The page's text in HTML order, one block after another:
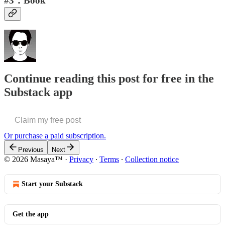
Continue reading this post for free in the
Substack app
Claim my free post
Or purchase a paid subscription.
Previous Next
© 2026 Masaya™ · Privacy ∙ Terms ∙ Collection notice
Start your Substack
Get the app